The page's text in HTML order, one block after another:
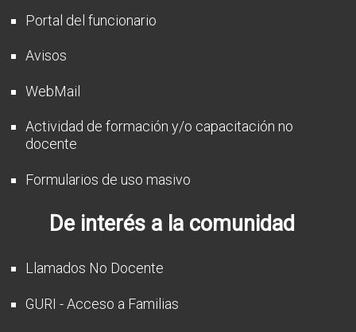
Portal del funcionario
Avisos
WebMail
Actividad de formación y/o capacitación no
docente
Formularios de uso masivo
De interés a la comunidad
Llamados No Docente
GURI - Acceso a Familias